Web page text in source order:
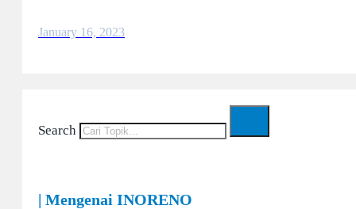
January 16, 2023
Search
| Mengenai INORENO